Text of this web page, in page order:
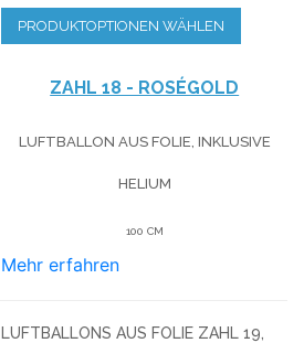
PRODUKTOPTIONEN WÄHLEN
ZAHL 18 - ROSÉGOLD
LUFTBALLON AUS FOLIE, INKLUSIVE
HELIUM
100 CM
Mehr erfahren
LUFTBALLONS AUS FOLIE ZAHL 19,